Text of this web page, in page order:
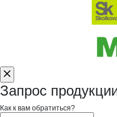
Запрос
Как к вам обратиться?